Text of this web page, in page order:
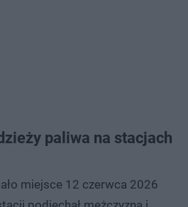
paliwa na stacjach
miejsce 12 czerwca 2026